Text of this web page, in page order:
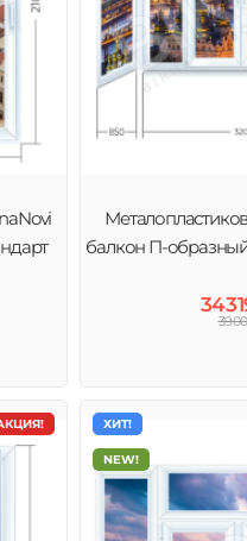
балкон П-
ХИТ!
NEW!